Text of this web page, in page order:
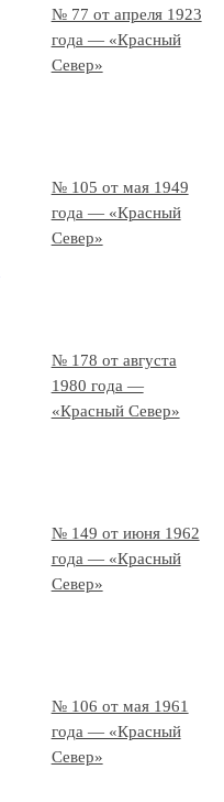
№ 77 от апреля 1923
года — «Красный
Север»
№ 105 от мая 1949
года — «Красный
Север»
№ 178 от августа
1980 года —
«Красный Север»
№ 149 от июня 1962
года — «Красный
Север»
№ 106 от мая 1961
года — «Красный
Север»